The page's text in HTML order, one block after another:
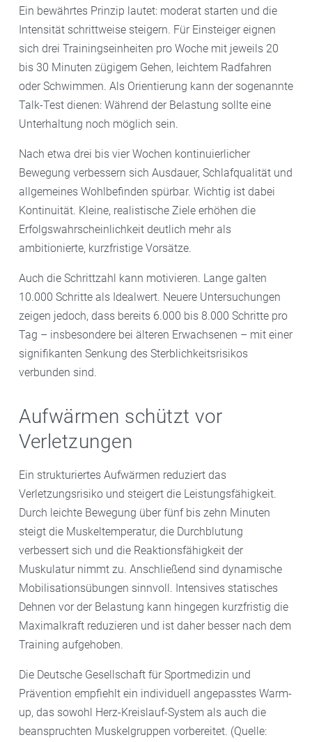
Ein bewährtes Prinzip lautet: moderat starten und die
Intensität schrittweise steigern. Für Einsteiger eignen
sich drei Trainingseinheiten pro Woche mit jeweils 20
bis 30 Minuten zügigem Gehen, leichtem Radfahren
oder Schwimmen. Als Orientierung kann der sogenannte
Talk-Test dienen: Während der Belastung sollte eine
Unterhaltung noch möglich sein.
Nach etwa drei bis vier Wochen kontinuierlicher
Bewegung verbessern sich Ausdauer, Schlafqualität und
allgemeines Wohlbefinden spürbar. Wichtig ist dabei
Kontinuität. Kleine, realistische Ziele erhöhen die
Erfolgswahrscheinlichkeit deutlich mehr als
ambitionierte, kurzfristige Vorsätze.
Auch die Schrittzahl kann motivieren. Lange galten
10.000 Schritte als Idealwert. Neuere Untersuchungen
zeigen jedoch, dass bereits 6.000 bis 8.000 Schritte pro
Tag – insbesondere bei älteren Erwachsenen – mit einer
signifikanten Senkung des Sterblichkeitsrisikos
verbunden sind.
Aufwärmen schützt vor
Verletzungen
Ein strukturiertes Aufwärmen reduziert das
Verletzungsrisiko und steigert die Leistungsfähigkeit.
Durch leichte Bewegung über fünf bis zehn Minuten
steigt die Muskeltemperatur, die Durchblutung
verbessert sich und die Reaktionsfähigkeit der
Muskulatur nimmt zu. Anschließend sind dynamische
Mobilisationsübungen sinnvoll. Intensives statisches
Dehnen vor der Belastung kann hingegen kurzfristig die
Maximalkraft reduzieren und ist daher besser nach dem
Training aufgehoben.
Die Deutsche Gesellschaft für Sportmedizin und
Prävention empfiehlt ein individuell angepasstes Warm-
up, das sowohl Herz-Kreislauf-System als auch die
beanspruchten Muskelgruppen vorbereitet. (Quelle: